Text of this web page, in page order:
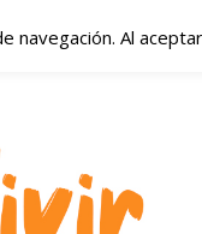
en Irlanda!
Al